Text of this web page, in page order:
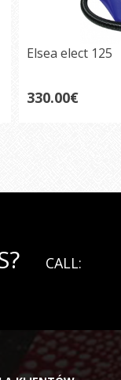
Elsea elect 125
330.00€
CALL: